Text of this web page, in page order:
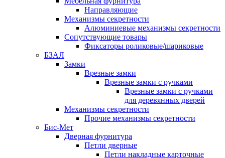
Направляющие
Механизмы секретности
Алюминиевые механизмы секретности
Сопутствующие товары
Фиксаторы роликовые/шариковые
БЗАЛ
Замки
Врезные замки
Врезные замки с ручками
Врезные замки с ручками
для деревянных дверей
Механизмы секретности
Прочие механизмы секретности
Бис-Мет
Дверная фурнитура
Петли дверные
Петли накладные карточные